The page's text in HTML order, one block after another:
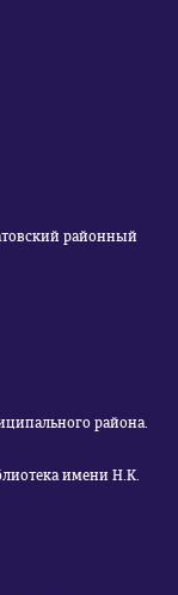
района.
имени Н.К.